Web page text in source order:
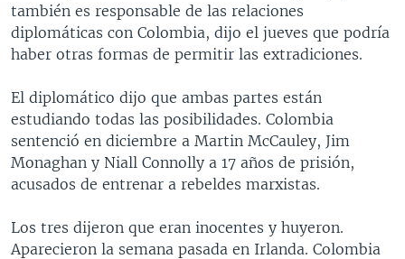
BRASIL
ENTRETENIMIENTO Y CULTURA
TECNOLOGÍA
CIENCIA Y SALUD
VIDEOS
FOTOGRAFÍA
PROGRAMAS TV
EL MUNDO AL DÍA
VISIÓN 360
LAS CLAVES
PANORAMA
RADIO
AUDIONOTICIAS
BUENOS DÍAS AMÉRICA
ESTADOS UNIDOS AL DÍA
FORO [RADIO]
DOCUMENTALES DE LA VOA
Learning English
también es responsable de las relaciones
diplomáticas con Colombia, dijo el jueves que podría
haber otras formas de permitir las extradiciones.
El diplomático dijo que ambas partes están
estudiando todas las posibilidades. Colombia
sentenció en diciembre a Martin McCauley, Jim
Monaghan y Niall Connolly a 17 años de prisión,
acusados de entrenar a rebeldes marxistas.
Los tres dijeron que eran inocentes y huyeron.
Aparecieron la semana pasada en Irlanda. Colombia